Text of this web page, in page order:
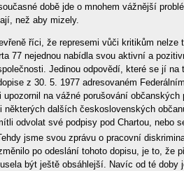
době jde o mnohem vážnější
než aby mizely.
říci, že represemi vůči kritikům
77 nejednou nabídla svou aktivní a
Jedinou odpovědí, které se jí na
z 30. 5. 1977 adresovaném
na vážné porušování
některých dalších československých
odvolat své podpisy pod Chartou, nebo
jsme svou zprávu o pracovní
po odeslání tohoto dopisu, je to, že
být ještě obsáhlejší. Navíc od té doby